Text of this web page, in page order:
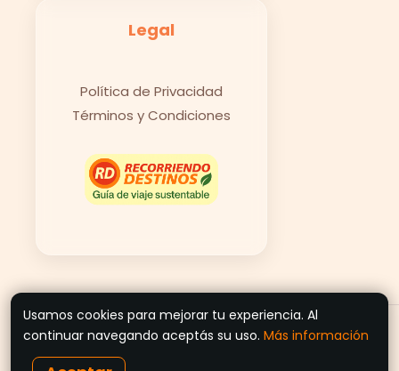
Legal
Política de Privacidad
Términos y Condiciones
© 2026 Recorriendo Destinos
Usamos cookies para mejorar tu experiencia. Al
continuar navegando aceptás su uso. Más información